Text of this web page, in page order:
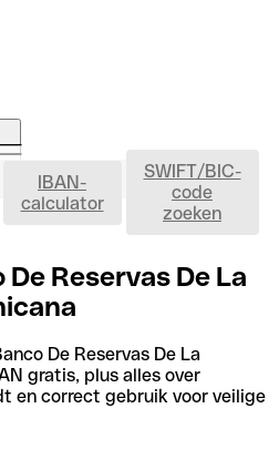
IBANIBAN-
calculator
SWIFT/BIC-
code
zoeken
Reservas De La
De Reservas De La
gratis, plus alles over
en correct gebruik voor veilige